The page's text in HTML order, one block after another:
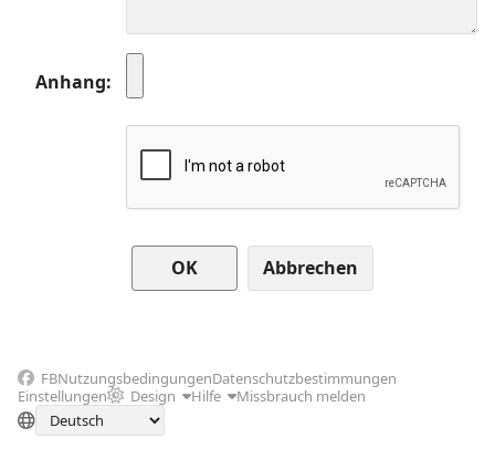
Anhang
Abbrechen
FBNutzungsbedingungenDatenschutzbestimmungen
Einstellungen
Design Hilfe Missbrauch melden